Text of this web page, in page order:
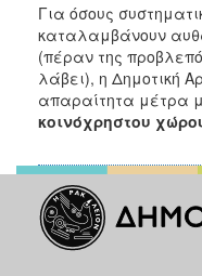
Για όσους
καταλαμβάνουν
(πέραν της
λάβει), η Δημοτική
απαραίτητα μέτρα
κοινόχρηστου